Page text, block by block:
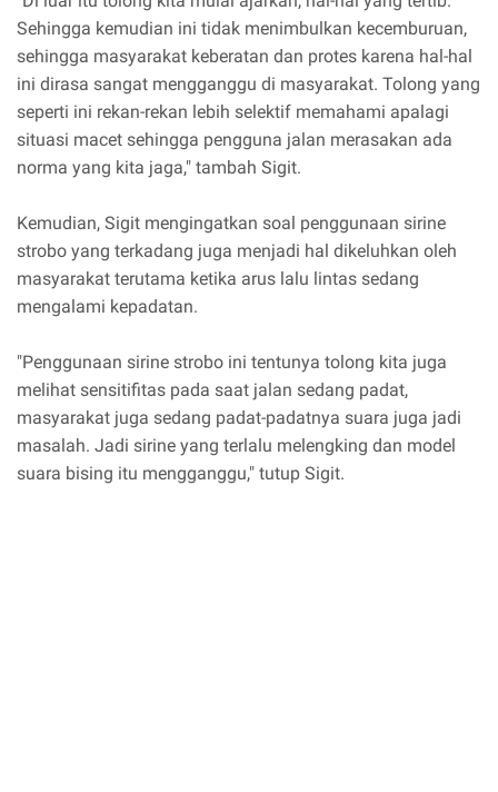
Sehingga kemudian ini tidak menimbulkan kecemburuan,
sehingga masyarakat keberatan dan protes karena hal-hal
ini dirasa sangat mengganggu di masyarakat. Tolong yang
seperti ini rekan-rekan lebih selektif memahami apalagi
situasi macet sehingga pengguna jalan merasakan ada
norma yang kita jaga," tambah Sigit.
Kemudian, Sigit mengingatkan soal penggunaan sirine
strobo yang terkadang juga menjadi hal dikeluhkan oleh
masyarakat terutama ketika arus lalu lintas sedang
mengalami kepadatan.
"Penggunaan sirine strobo ini tentunya tolong kita juga
melihat sensitifitas pada saat jalan sedang padat,
masyarakat juga sedang padat-padatnya suara juga jadi
masalah. Jadi sirine yang terlalu melengking dan model
suara bising itu mengganggu," tutup Sigit.